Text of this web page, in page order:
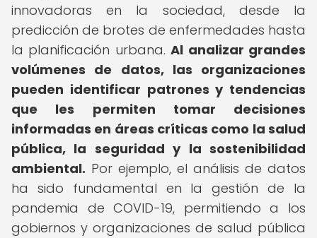
innovadoras en la sociedad, desde la
predicción de brotes de enfermedades hasta
la planificación urbana.Al analizar grandes
volúmenes de datos, las organizaciones
pueden identificar patrones y tendencias
que les permiten tomar decisiones
informadas en áreas críticas como la salud
pública, la seguridad y la sostenibilidad
ambiental. Por ejemplo, el análisis de datos
ha sido fundamental en la gestión de la
pandemia de COVID-19, permitiendo a los
gobiernos y organizaciones de salud pública